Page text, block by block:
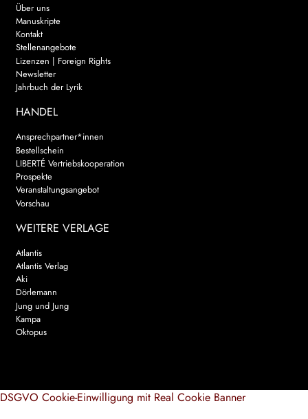
Über uns
Manuskripte
Kontakt
Stellenangebote
Lizenzen | Foreign Rights
Newsletter
Jahrbuch der Lyrik
HANDEL
Ansprechpartner*innen
Bestellschein
LIBERTÉ Vertriebskooperation
Prospekte
Veranstaltungsangebot
Vorschau
WEITERE VERLAGE
Atlantis
Atlantis Verlag
Aki
Dörlemann
Jung und Jung
Kampa
Oktopus
DSGVO Cookie-Einwilligung mit Real Cookie Banner